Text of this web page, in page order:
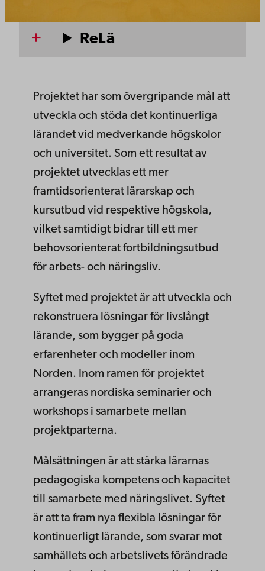
ReLä
Projektet har som övergripande mål att
utveckla och stöda det kontinuerliga
lärandet vid medverkande högskolor
och universitet. Som ett resultat av
projektet utvecklas ett mer
framtidsorienterat lärarskap och
kursutbud vid respektive högskola,
vilket samtidigt bidrar till ett mer
behovsorienterat fortbildningsutbud
för arbets- och näringsliv.
Syftet med projektet är att utveckla och
rekonstruera lösningar för livslångt
lärande, som bygger på goda
erfarenheter och modeller inom
Norden. Inom ramen för projektet
arrangeras nordiska seminarier och
workshops i samarbete mellan
projektparterna.
Målsättningen är att stärka lärarnas
pedagogiska kompetens och kapacitet
till samarbete med näringslivet. Syftet
är att ta fram nya flexibla lösningar för
kontinuerligt lärande, som svarar mot
samhällets och arbetslivets förändrade